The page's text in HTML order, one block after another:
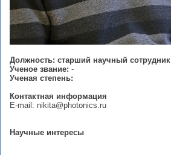
Должность: старший научный сотрудник
Ученое звание: -
Ученая степень:
Контактная информация
E-mail: nikita@photonics.ru
Научные интересы